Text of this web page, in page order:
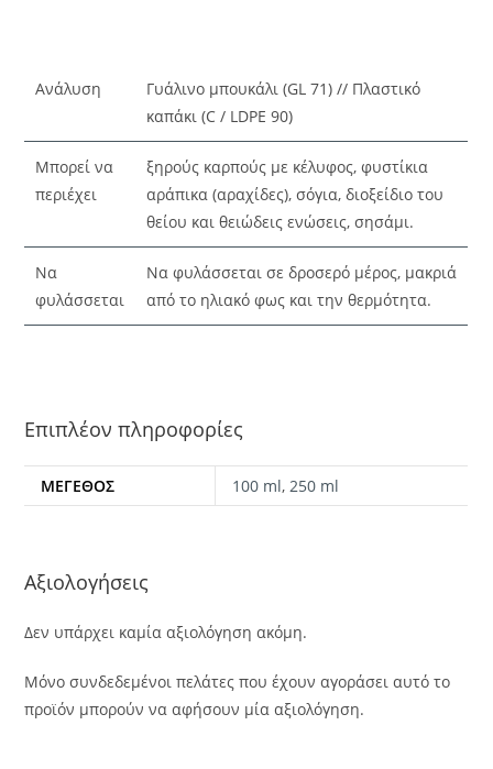
Ανάλυση
Γυάλινο μπουκάλι (GL 71) // Πλαστικό
καπάκι (C / LDPE 90)
Μπορεί να
περιέχει
ξηρούς καρπούς με κέλυφος, φυστίκια
αράπικα (αραχίδες), σόγια, διοξείδιο του
θείου και θειώδεις ενώσεις, σησάμι.
Να
φυλάσσεται
Να φυλάσσεται σε δροσερό μέρος, μακριά
από το ηλιακό φως και την θερμότητα.
Επιπλέον πληροφορίες
ΜΈΓΕΘΟΣ 100 ml,250 ml
Αξιολογήσεις
Δεν υπάρχει καμία αξιολόγηση ακόμη.
Μόνο συνδεδεμένοι πελάτες που έχουν αγοράσει αυτό το
προϊόν μπορούν να αφήσουν μία αξιολόγηση.